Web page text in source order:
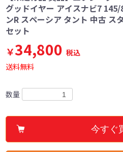
グッドイヤー アイスナビ7 145/
ンR スペーシア タント 中古 ス
セット
￥34,800 税込
送料無料
数量
今すぐ